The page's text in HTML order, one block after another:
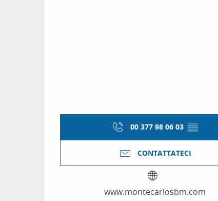
00 377 98 06 03 ▒▒
CONTATTATECI
www.montecarlosbm.com